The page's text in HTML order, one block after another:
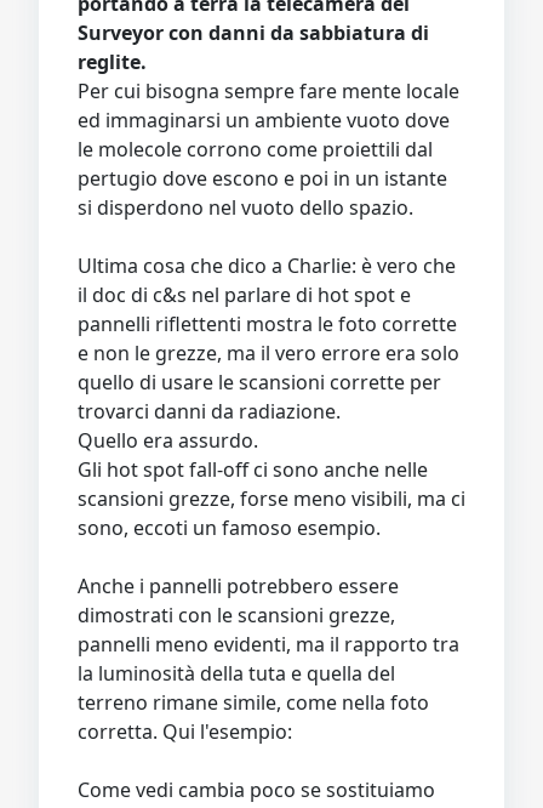
Surveyor con danni da sabbiatura di
reglite.
Per cui bisogna sempre fare mente locale
ed immaginarsi un ambiente vuoto dove
le molecole corrono come proiettili dal
pertugio dove escono e poi in un istante
si disperdono nel vuoto dello spazio.
Ultima cosa che dico a Charlie: è vero che
il doc di c&s nel parlare di hot spot e
pannelli riflettenti mostra le foto corrette
e non le grezze, ma il vero errore era solo
quello di usare le scansioni corrette per
trovarci danni da radiazione.
Quello era assurdo.
Gli hot spot fall-off ci sono anche nelle
scansioni grezze, forse meno visibili, ma ci
sono, eccoti un famoso esempio.
Anche i pannelli potrebbero essere
dimostrati con le scansioni grezze,
pannelli meno evidenti, ma il rapporto tra
la luminosità della tuta e quella del
terreno rimane simile, come nella foto
corretta. Qui l'esempio:
Come vedi cambia poco se sostituiamo